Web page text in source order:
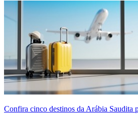
Confira cinco destinos da Arábia Saudita